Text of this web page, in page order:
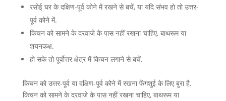
रसोई घर के दक्षिण-पूर्व कोने में रखने से बचें, या यदि संभव हो तो उत्तर-
पूर्व कोने में.
किचन को सामने के दरवाजे के पास नहीं रखना चाहिए, बाथरूम या
शयनकक्ष.
हो सके तो पूर्वोत्तर क्षेत्र में किचन लगाने से बचें.
किचन को उत्तर-पूर्व या दक्षिण-पूर्व कोने में रखना फेंगशुई के लिए बुरा है.
किचन को सामने के दरवाजे के पास नहीं रखना चाहिए, बाथरूम या